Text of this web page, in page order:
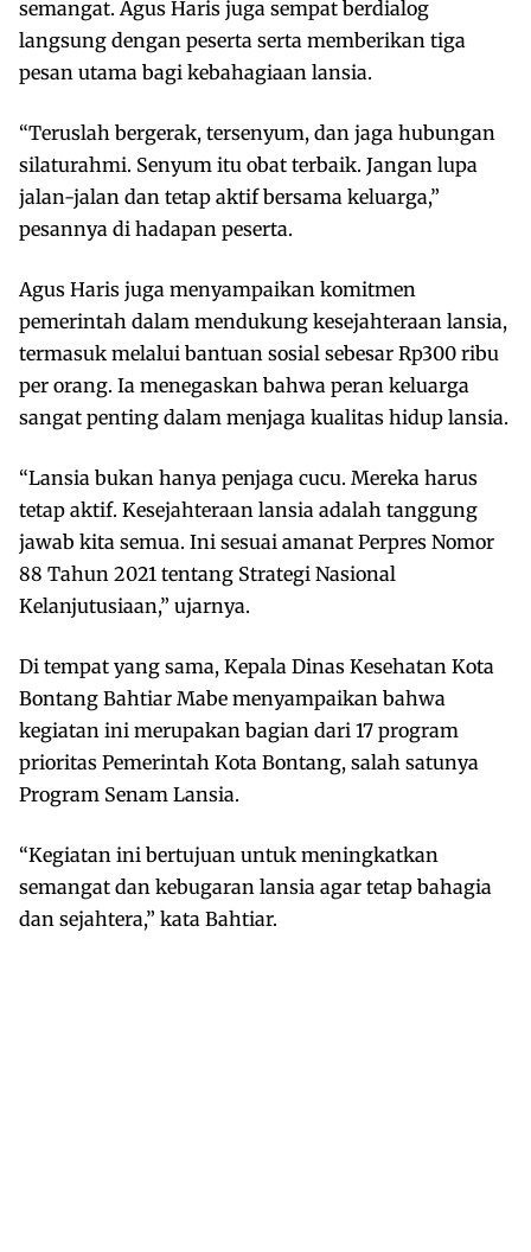
semangat. Agus Haris juga sempat berdialog
langsung dengan peserta serta memberikan tiga
pesan utama bagi kebahagiaan lansia.
“Teruslah bergerak, tersenyum, dan jaga hubungan
silaturahmi. Senyum itu obat terbaik. Jangan lupa
jalan-jalan dan tetap aktif bersama keluarga,”
pesannya di hadapan peserta.
Agus Haris juga menyampaikan komitmen
pemerintah dalam mendukung kesejahteraan lansia,
termasuk melalui bantuan sosial sebesar Rp300 ribu
per orang. Ia menegaskan bahwa peran keluarga
sangat penting dalam menjaga kualitas hidup lansia.
“Lansia bukan hanya penjaga cucu. Mereka harus
tetap aktif. Kesejahteraan lansia adalah tanggung
jawab kita semua. Ini sesuai amanat Perpres Nomor
88 Tahun 2021 tentang Strategi Nasional
Kelanjutusiaan,” ujarnya.
Di tempat yang sama, Kepala Dinas Kesehatan Kota
Bontang Bahtiar Mabe menyampaikan bahwa
kegiatan ini merupakan bagian dari 17 program
prioritas Pemerintah Kota Bontang, salah satunya
Program Senam Lansia.
“Kegiatan ini bertujuan untuk meningkatkan
semangat dan kebugaran lansia agar tetap bahagia
dan sejahtera,” kata Bahtiar.